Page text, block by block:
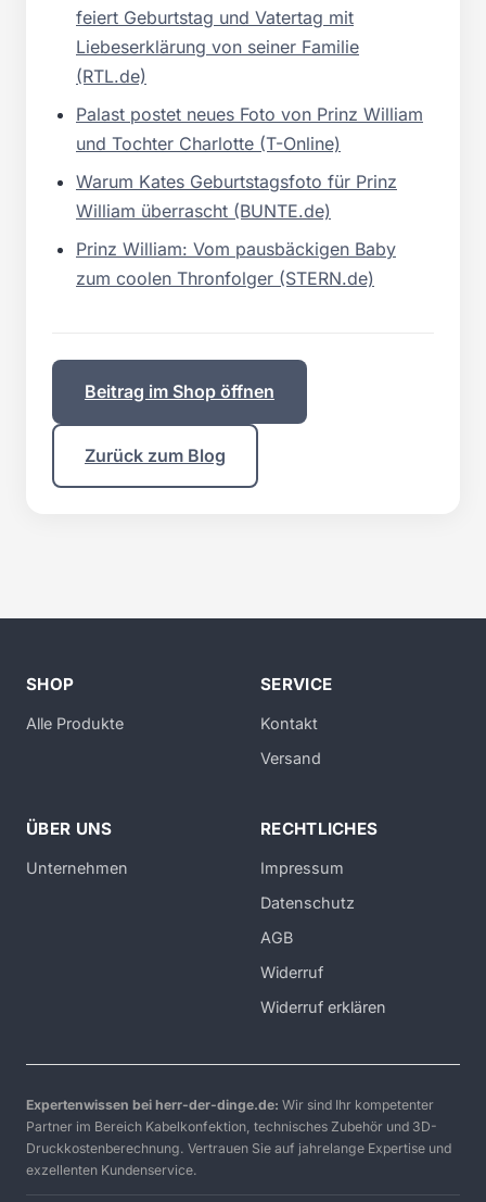
feiert Geburtstag und Vatertag mit
Liebeserklärung von seiner Familie
(RTL.de)
Palast postet neues Foto von Prinz William
und Tochter Charlotte (T-Online)
Warum Kates Geburtstagsfoto für Prinz
William überrascht (BUNTE.de)
Prinz William: Vom pausbäckigen Baby
zum coolen Thronfolger (STERN.de)
Beitrag im Shop öffnen
Zurück zum Blog
SHOP
Alle Produkte
SERVICE
Kontakt
Versand
ÜBER UNS
Unternehmen
RECHTLICHES
Impressum
Datenschutz
AGB
Widerruf
Widerruf erklären
Expertenwissen bei herr-der-dinge.de: Wir sind Ihr kompetenter
Partner im Bereich Kabelkonfektion, technisches Zubehör und 3D-
Druckkostenberechnung. Vertrauen Sie auf jahrelange Expertise und
exzellenten Kundenservice.